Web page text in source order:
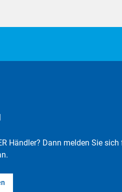
Händler? Dann melden Sie